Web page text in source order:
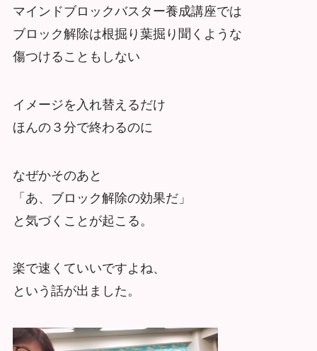
マインドブロックバスター養成講座では
ブロック解除は根掘り葉掘り聞くような
傷つけることもしない
イメージを入れ替えるだけ
ほんの３分で終わるのに
なぜかそのあと
「あ、ブロック解除の効果だ」
と気づくことが起こる。
楽で速くていいですよね、
という話が出ました。